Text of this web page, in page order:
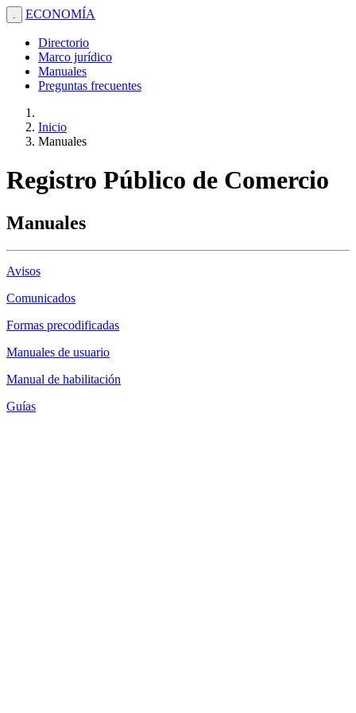
. ECONOMÍA
Directorio
Marco jurídico
Manuales
Preguntas frecuentes
Inicio
Manuales
Registro Público de Comercio
Manuales
Avisos
Comunicados
Formas precodificadas
Manuales de usuario
Manual de habilitación
Guías